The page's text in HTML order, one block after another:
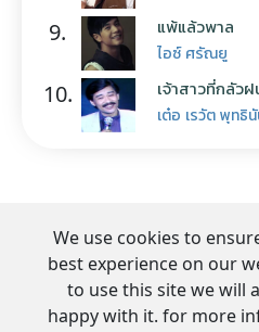
9. แพ้แล้วพาล
ไอซ์ ศรัณยู
10. เจ้าสาวที่กลัวฝ
เต๋อ เรวัต พุทธิ
We use cookies to
best experience on our
to use this site we will
happy with it. for more